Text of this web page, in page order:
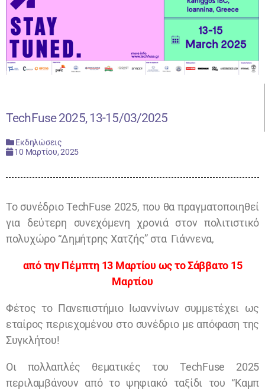
TechFuse 2025, 13-15/03/2025
Εκδηλώσεις
10 Μαρτίου, 2025
Το συνέδριο TechFuse 2025, που θα πραγματοποιηθεί
για δεύτερη συνεχόμενη χρονιά στον πολιτιστικό
πολυχώρο “Δημήτρης Χατζής” στα Γιάννενα,
από την Πέμπτη 13 Μαρτίου ως το Σάββατο 15
Μαρτίου
Φέτος το Πανεπιστήμιο Ιωαννίνων συμμετέχει ως
εταίρος περιεχομένου στο συνέδριο με απόφαση της
Συγκλήτου!
Οι πολλαπλές θεματικές του TechFuse 2025
περιλαμβάνουν από το ψηφιακό ταξίδι του “Καμπ